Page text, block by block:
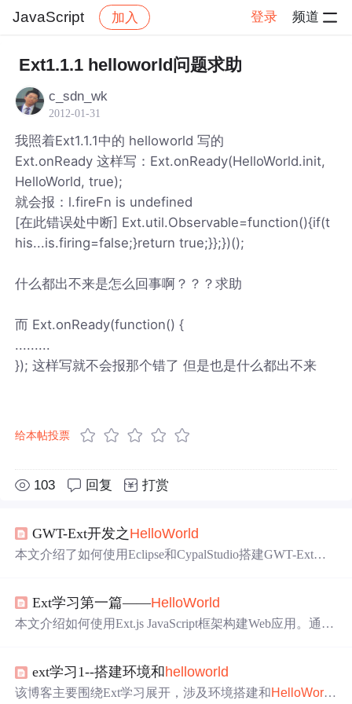
JavaScript 加入 登录 频道
社区 JavaScript 帖子详情
Ext1.1.1 helloworld问题求助
c_sdn_wk
2012-01-31
我照着Ext1.1.1中的 helloworld 写的
Ext.onReady 这样写：Ext.onReady(HelloWorld.init,
HelloWorld, true);
就会报：l.fireFn is undefined
[在此错误处中断] Ext.util.Observable=function(){if(t
his...is.firing=false;}return true;}};})();
什么都出不来是怎么回事啊？？？求助
而 Ext.onReady(function() {
.........
}); 这样写就不会报那个错了 但是也是什么都出不来
给本帖投票
103 回复 打赏
GWT-Ext开发之 HelloWorld
本文介绍了如何使用Eclipse和CypalStudio搭建GWT-Ext开
了如何配置运行环境，搭建控件演示平台框架，最终实现
了GWT-Ext控件的展示与交互。
Ext学习第一篇——HelloWorld
本文介绍如何使用Ext.js JavaScript框架构建Web应用。通过
平台上的应用。
ext学习1--搭建环境和 helloworld
该博客主要围绕Ext学习展开，涉及环境搭建和HelloWorld